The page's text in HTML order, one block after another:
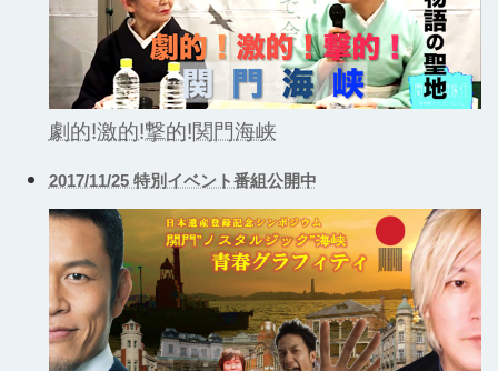
劇的!激的!撃的!関門海峡
2017/11/25 特別イベント番組公開中